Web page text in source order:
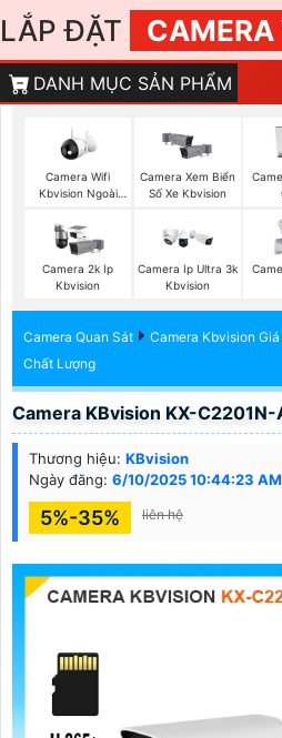
LẮP ĐẶT CAMERA
DANH MỤC SẢN PHẨM
Camera Wifi
Kbvision Ngoài
Camera Xem Biển
Số Xe Kbvision
Camera 2k Ip
Kbvision
Camera Ip Ultra 3k
Kbvision
Camera Quan Sát Camera Kbvision Giá
Chất Lượng
Camera KBvision KX-C2201N-
Thương hiệu: KBvision
Ngày đăng: 6/10/2025 10:44:23 AM
5%-35% liên hệ